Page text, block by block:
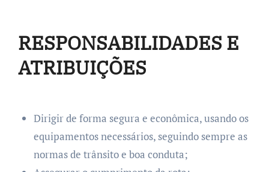
RESPONSABILIDADES E
ATRIBUIÇÕES
Dirigir de forma segura e econômica, usando os
equipamentos necessários, seguindo sempre as
normas de trânsito e boa conduta;